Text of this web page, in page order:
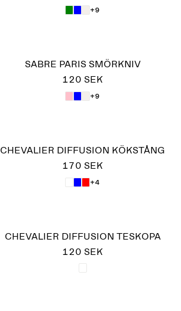
+9
SABRE PARIS SMÖRKNIV
120 SEK
+9
CHEVALIER DIFFUSION KÖKSTÅNG
170 SEK
+4
CHEVALIER DIFFUSION TESKOPA
120 SEK